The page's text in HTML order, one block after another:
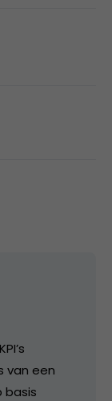
van een
basis